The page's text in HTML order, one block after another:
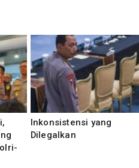
Inkonsistensi yang
Dilegalkan